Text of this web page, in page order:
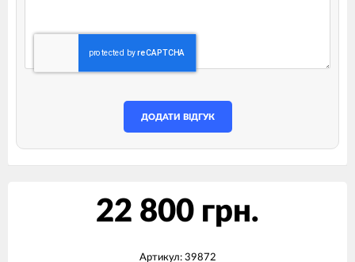
ДОДАТИ ВІДГУК
22 800 грн.
Артикул: 39872